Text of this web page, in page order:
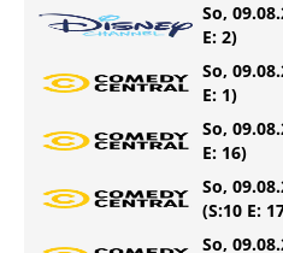
So,
E: 2)
So,
E: 1)
So,
E: 16)
So,
(S:10 E:
So,